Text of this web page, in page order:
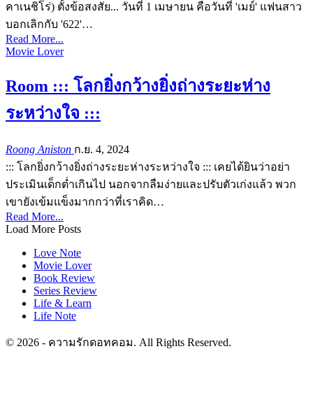
คาเนชิโร่) ตั้งข้อสงสัย... วันที่ 1 เมษายน คือวันที่ 'เมย์' แฟนสาว
บอกเลิกกับ '622'…
Read More...
Movie Lover
Room ::: โลกยิ่งกว้างยิ่งถ่างระยะห่าง
ระหว่างใจ :::
Roong Aniston ก.ย. 4, 2024
::: โลกยิ่งกว้างยิ่งถ่างระยะห่างระหว่างใจ ::: เคยได้ยินว่าอย่า
ประเมินเด็กต่ำเกินไป นอกจากลืมง่ายและปรับตัวเก่งแล้ว พวก
เขายังเข้มแข็งมากกว่าที่เราคิด…
Read More...
Load More Posts
Love Note
Movie Lover
Book Review
Series Review
Life & Learn
Life Note
© 2026 - ความรักดอทคอม. All Rights Reserved.